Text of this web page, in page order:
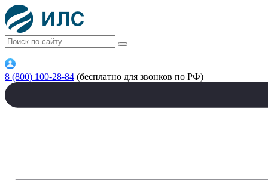
8 (800) 100-28-84 (бесплатно для звонков по РФ)